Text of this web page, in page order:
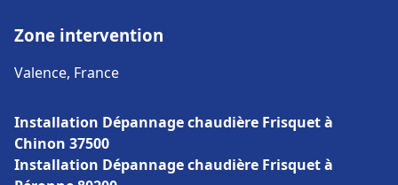
Zone intervention
Valence, France
Installation Dépannage chaudière Frisquet à
Chinon 37500
Installation Dépannage chaudière Frisquet à